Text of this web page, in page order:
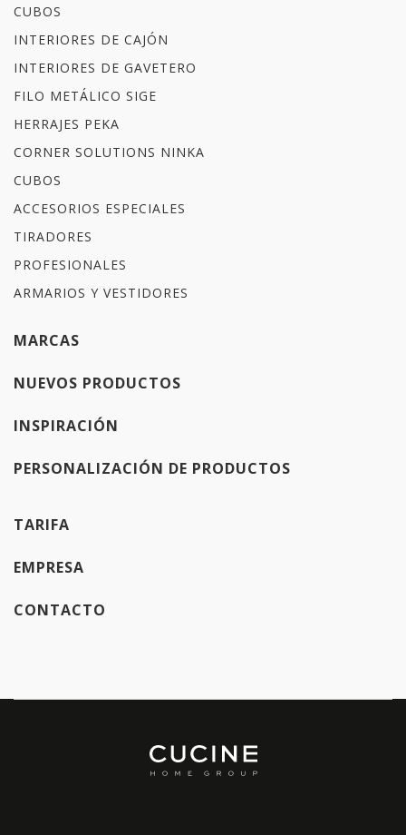
CUBOS
INTERIORES DE CAJÓN
INTERIORES DE GAVETERO
FILO METÁLICO SIGE
HERRAJES PEKA
CORNER SOLUTIONS NINKA
CUBOS
ACCESORIOS ESPECIALES
TIRADORES
PROFESIONALES
ARMARIOS Y VESTIDORES
MARCAS
NUEVOS PRODUCTOS
INSPIRACIÓN
PERSONALIZACIÓN DE PRODUCTOS
TARIFA
EMPRESA
CONTACTO